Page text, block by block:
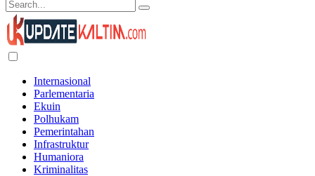
Internasional
Parlementaria
Ekuin
Polhukam
Pemerintahan
Infrastruktur
Humaniora
Kriminalitas